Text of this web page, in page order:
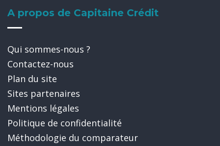
A propos de Capitaine Crédit
Qui sommes-nous ?
Contactez-nous
Plan du site
Sites partenaires
Mentions légales
Politique de confidentialité
Méthodologie du comparateur